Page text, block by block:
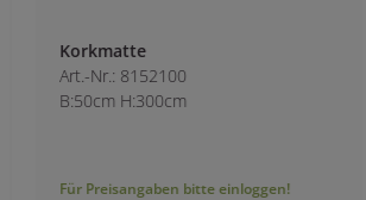
Korkmatte
Art.-Nr.: 8152100
B:50cm H:300cm
Für Preisangaben bitte einloggen!